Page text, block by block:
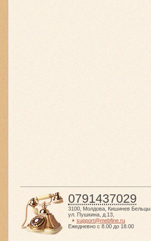
0791437029
3100 Молдова Кишинев Бельцы
ул. Пушкина, д.13
support@mebfine.ru
Ежедневно с 8.00 до 18.00